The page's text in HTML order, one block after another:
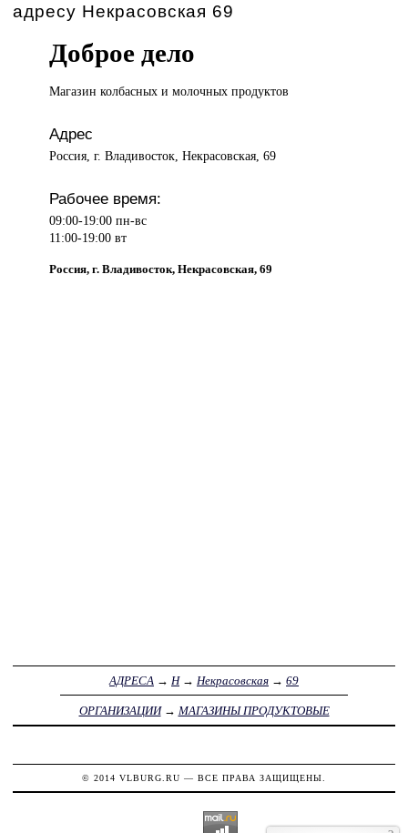
адресу Некрасовская 69
Доброе дело
Магазин колбасныхи молочных продуктов
Адрес
Россия, г. Владивосток, Некрасовская, 69
Рабочее время:
09:00-19:00 пн-вс
11:00-19:00 вт
Россия, г. Владивосток, Некрасовская, 69
АДРЕСА → Н→ Некрасовская → 69
ОРГАНИЗАЦИИ→ МАГАЗИНЫ ПРОДУКТОВЫЕ
© 2014 VLBURG.RU — ВСЕ ПРАВА ЗАЩИЩЕНЫ.